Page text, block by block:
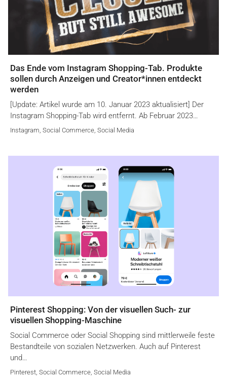
Das Ende vom Instagram Shopping-Tab. Produkte
sollen durch Anzeigen und Creator*innen entdeckt
werden
[Update: Artikel wurde am 10. Januar 2023 aktualisiert] Der
Instagram Shopping-Tab wird entfernt. Ab Februar 2023…
Instagram, Social Commerce, Social Media
Pinterest Shopping: Von der visuellen Such- zur
visuellen Shopping-Maschine
Social Commerce oder Social Shopping sind mittlerweile feste
Bestandteile von sozialen Netzwerken. Auch auf Pinterest
und…
Pinterest, Social Commerce, Social Media